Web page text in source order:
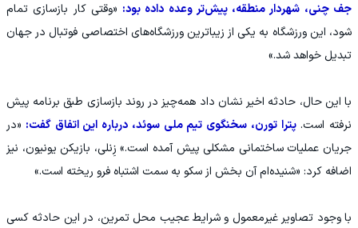
جف چنی، شهردار منطقه، پیش‌تر وعده داده بود: «وقتی کار بازسازی تمام
شود، این ورزشگاه به یکی از زیباترین ورزشگاه‌های اختصاصی فوتبال در جهان
تبدیل خواهد شد.»
با این حال، حادثه اخیر نشان داد همه‌چیز در روند بازسازی طبق برنامه پیش
نرفته است.پترا تورن، سخنگوی تیم ملی سوئد، درباره این اتفاق گفت: «در
جریان عملیات ساختمانی مشکلی پیش آمده است.» زِنلی، بازیکن یونیون، نیز
اضافه کرد: «شنیده‌ام آن بخش از سکو به سمت اشتباه فرو ریخته است.»
با وجود تصاویر غیرمعمول و شرایط عجیب محل تمرین، در این حادثه کسی